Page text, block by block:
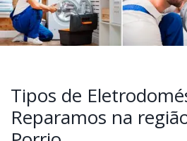
Tipos de
Reparamos na